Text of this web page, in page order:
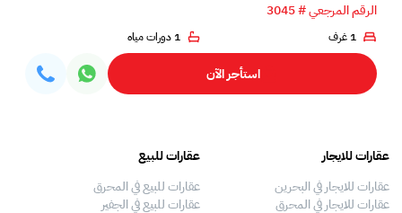
الرقم المرجعي # 3045
1 غرف 1 دورات مياه
استأجر الآن
عقارات للايجار
عقارات للايجار في البحرين
عقارات للايجار في المحرق
عقارات للبيع
عقارات للبيع في المحرق
عقارات للبيع في الجفير